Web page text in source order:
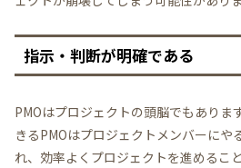
指示・判断が明確である
PMOはプロジェクトの頭脳でもありま
きるPMOはプロジェクトメンバーにや
れ、効率よくプロジェクトを進めるこ